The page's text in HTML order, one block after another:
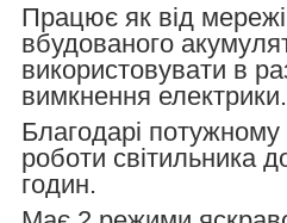
Працює як від мережі,
вбудованого
використовувати в
вимкнення електрики.
Благодарі
роботи світильника
годин.